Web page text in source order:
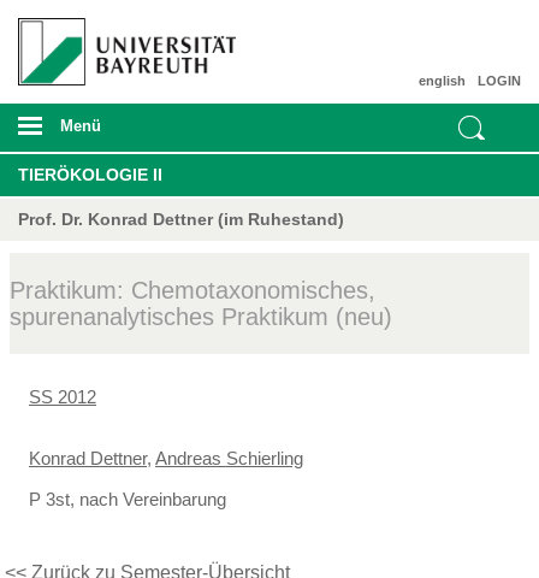
LOGIN
english
Menü
TIERÖKOLOGIE II
Prof. Dr. Konrad Dettner (im Ruhestand)
Praktikum: Chemotaxonomisches,
spurenanalytisches Praktikum (neu)
SS 2012
Konrad Dettner, Andreas Schierling
P 3st, nach Vereinbarung
<< Zurück zu Semester-Übersicht